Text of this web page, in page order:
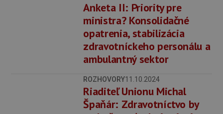
Anketa II: Priority pre
ministra? Konsolidačné
opatrenia, stabilizácia
zdravotníckeho personálu a
ambulantný sektor
ROZHOVORY11.10.2024
Riaditeľ Unionu Michal
Špaňár: Zdravotníctvo by